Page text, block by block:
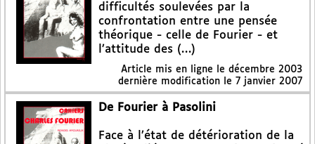
difficultés soulevées par la
confrontation entre une pensée
théorique - celle de Fourier - et
l’attitude des (…)
Article mis en ligne le décembre 2003
dernière modification le 7 janvier 2007
De Fourier à Pasolini
Face à l’état de détérioration de la